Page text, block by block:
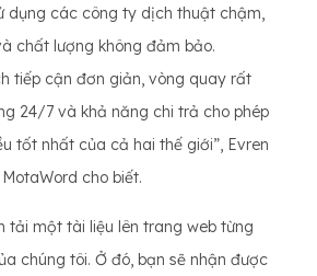
dụng các công ty dịch thuật chậm,
chất lượng không đảm bảo.
tiếp cận đơn giản, vòng quay rất
24/7 và khả năng chi trả cho phép
tốt nhất của cả hai thế giới”, Evren
cho biết.
tải một tài liệu lên trang web từng
chúng tôi. Ở đó, bạn sẽ nhận được